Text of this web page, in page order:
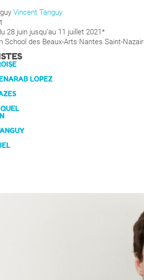
Vincent Tanguy
28 juin jusqu’au 11 juillet 2021*
School des Beaux-Arts Nantes Saint-
LOPEZ